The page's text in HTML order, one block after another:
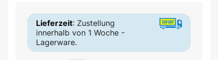
Lieferzeit: Zustellung
innerhalb von 1 Woche -
Lagerware.